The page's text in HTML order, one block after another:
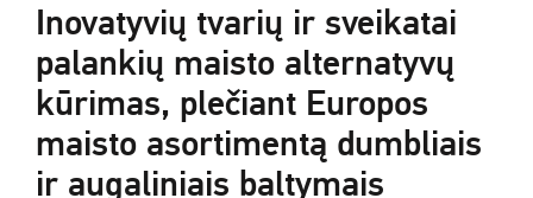
Inovatyvių tvarių ir sveikatai
palankių maisto alternatyvų
kūrimas, plečiant Europos
maisto asortimentą dumbliais
ir augaliniais baltymais